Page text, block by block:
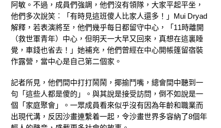
阿敏。不過，成員們強調，他們沒有領隊，大家平起平坐，
他們多次說笑︰「有時見這班傻人比家人還多！」Mui Dryad
解釋，若表演將至，他們幾乎每日都留守中心，「11時離開
（救世軍青年）中心，但明天一大早又回來，真想在這裏睡
覺，車錢也省去！」她補充，他們曾經在中心開帳篷留宿裝
作露營，當中心是自己第二個家。
記者所見，他們間中打打鬧鬧，揶揄鬥嘴，總會間中聽到一
句「這些人都是傻的」。與其說是接受訪問，倒不如說是一
個「家庭聚會」。一眾成員看來似乎沒有因為年齡和職業而
出現代溝，反因沙畫連繫着一起，令沙畫世界多容納了8個年